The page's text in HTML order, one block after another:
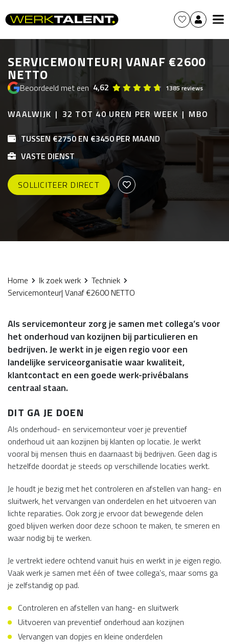
SERVICEMONTEUR| VANAF €2600
NETTO
Beoordeeld met een 4,62 1385 reviews
WAALWIJK 32 TOT 40 UREN PER WEEK
MBO
TUSSEN €2750 EN €3450 PER MAAND
VASTE DIENST
SOLLICITEER DIRECT
Home Ik zoek werk
Techniek
Servicemonteur| Vanaf €2600 NETTO
Als servicemonteur zorg je samen met collega’s voor
het onderhoud van kozijnen bij particulieren en
bedrijven. Je werkt in je eigen regio voor een
landelijke serviceorganisatie waar kwaliteit,
klantcontact en een goede werk-privébalans
centraal staan.
DIT GA JE DOEN
Als onderhoud- en servicemonteur voer je preventief
onderhoud uit aan kozijnen bij klanten op locatie. Je werkt
vooral bij mensen thuis en daarnaast bij bedrijven. Geen dag is
hetzelfde doordat je steeds op verschillende locaties werkt.
Je houdt je bezig met het controleren en afstellen van hang- en
sluitwerk, het vervangen van onderdelen en het uitvoeren van
lichte reparaties. Ook zorg je ervoor dat bewegende delen
goed blijven werken door deze schoon te maken, te smeren en
waar nodig bij te werken.
Je vertrekt iedere ochtend vanuit huis en werkt in je eigen regio.
Vaak werk je samen met één of twee collega’s, maar soms ga
je zelfstandig op pad.
Controleren en afstellen van hang- en sluitwerk
Uitvoeren van preventief onderhoud aan kozijnen
Vervangen van dopjes en kleine onderdelen